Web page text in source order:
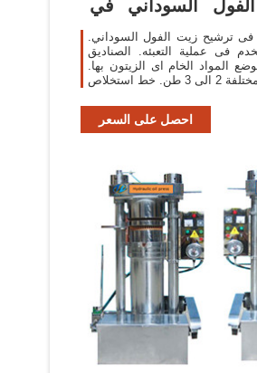
الفول السوداني في
مصر 2020
ترشيح زيت الفول السوداني.
فى عملية التعبئه. الصناديق
لوضع المواد الخام اى الزيتون بها.
تنكات ذات سعات مختلفة 2 الى 3 طن. خط استخلاص
احصل على السعر